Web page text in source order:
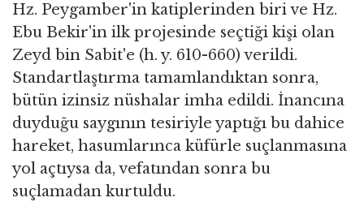
Hz. Peygamber'in katiplerinden biri ve Hz.
Ebu Bekir'in ilk projesinde seçtiği kişi olan
Zeyd bin Sabit'e (h. y. 610-660) verildi.
Standartlaştırma tamamlandıktan sonra,
bütün izinsiz nüshalar imha edildi. İnancına
duyduğu saygının tesiriyle yaptığı bu dahice
hareket, hasumlarınca küfürle suçlanmasına
yol açtıysa da, vefatından sonra bu
suçlamadan kurtuldu.